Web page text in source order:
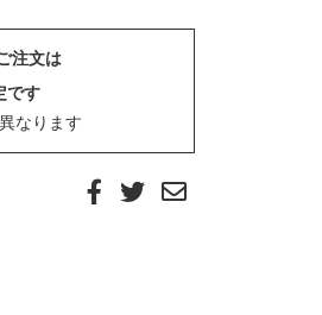
注文は
です
なります